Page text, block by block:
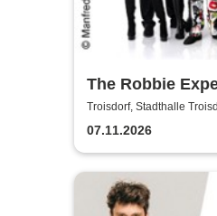
The Robbie
Troisdorf, Stadthalle
07.11.2026